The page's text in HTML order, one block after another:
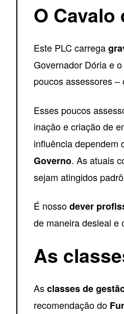
O
Este PLC carrega
Governador Dória e
poucos assessores –
Esses poucos
inação e criação de
influência dependem
Governo. As atuais
sejam atingidos
É nossodever
de maneira desleal e
As
Asclasses de
recomendação do